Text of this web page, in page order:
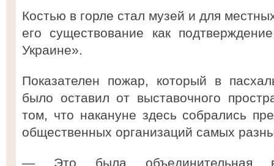
Костью в горле стал музей и для
его существование как
Украине».
Показателен пожар, который в
было оставил от выставочного
том, что накануне здесь собрались
общественных организаций самых
— Это была объединительная